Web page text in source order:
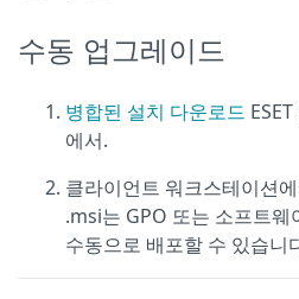
수동 업그레이드
병합된 설치 다운로드
에서.
클라이언트 워크스테이션
.msi는 GPO 또는 소프트웨
수동으로 배포할 수 있습니